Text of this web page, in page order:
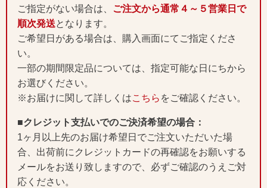
ご指定がない場合は、 ご注文から通常４～５営業日で
順次発送となります。
ご希望日がある場合は、購入画面にてご指定くださ
い。
一部の期間限定品については、指定可能な日にちから
お選びください。
※お届けに関して詳しくはこちら をご確認ください。
■クレジット支払いでのご決済希望の場合：
1ヶ月以上先のお届け希望日でご注文いただいた場
合、出荷前にクレジットカードの再確認をお願いする
メールをお送り致しますので、必ずご確認のうえご対
応ください。